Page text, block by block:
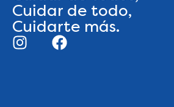
Cuidar de todo,
Cuidarte más.